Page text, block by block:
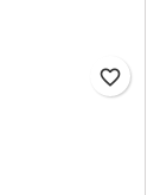
favorite_border